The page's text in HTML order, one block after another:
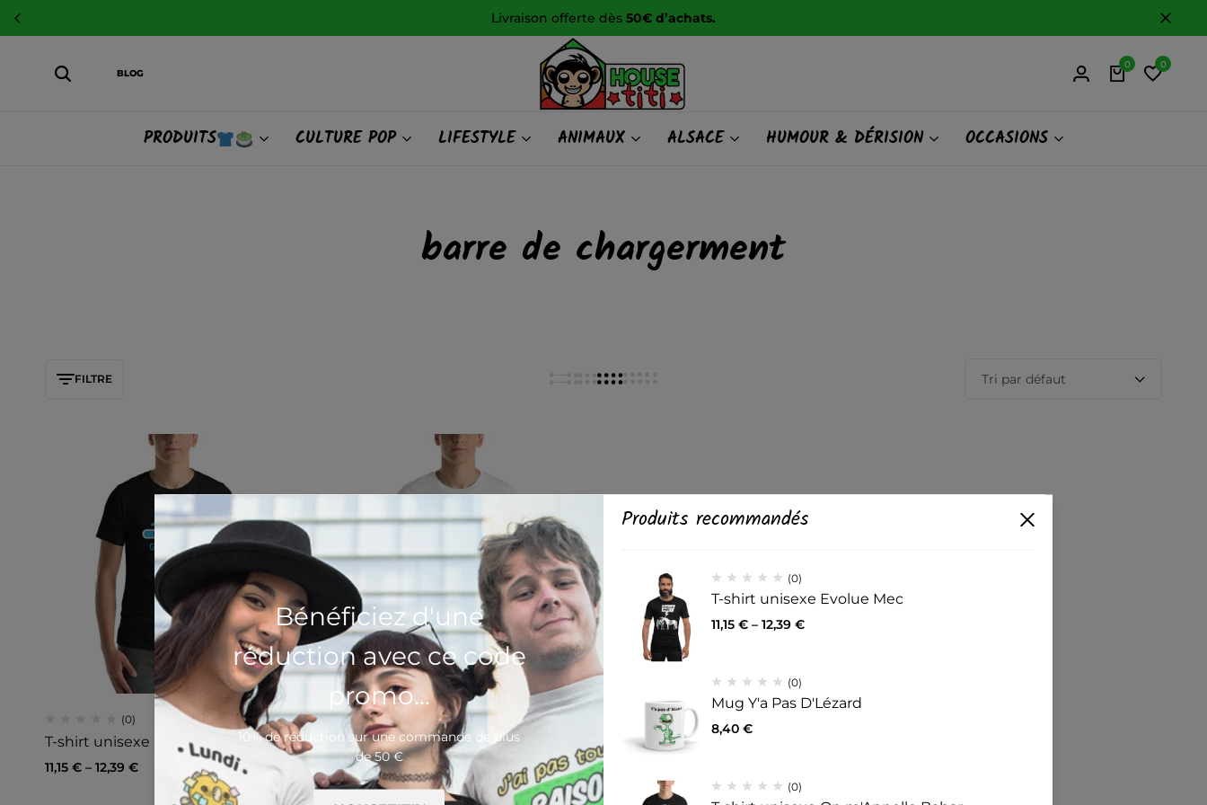
Livraison offerte dès 50€ d’achats.
BLOG
0 0
PRODUITS CULTURE POP LIFESTYLE ANIMAUX ALSACE HUMOUR & DÉRISION OCCASIONS
barre de chargerment
FILTRE Tri par défaut
(0)
T-shirt unisexe Glanding
11,15 € – 12,39 €
T-shirt unisexe Glanding blanc
11,15€ –12,39
Bénéficiez d'une
réduction avec ce code
promo...
10% de réduction sur une commande de plus
de 50 €
Produits recommandés
(0)
T-shirt unisexe Evolue Mec
11,15 € – 12,39 €
(0)
Mug Y'a Pas D'Lézard
8,40 €
(0)